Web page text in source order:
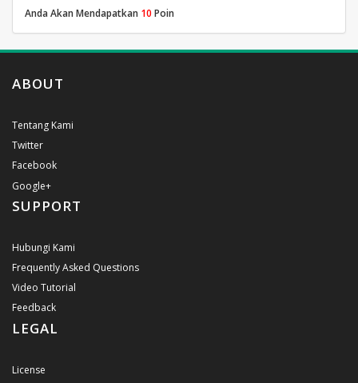
Anda Akan Mendapatkan 10 Poin
ABOUT
Tentang Kami
Twitter
Facebook
Google+
SUPPORT
Hubungi Kami
Frequently Asked Questions
Video Tutorial
Feedback
LEGAL
License